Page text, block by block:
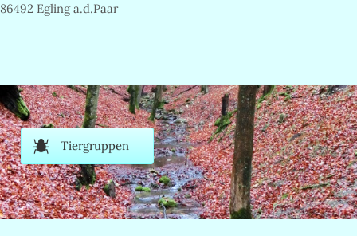
86492 Egling a.d.Paar
Tiergruppen